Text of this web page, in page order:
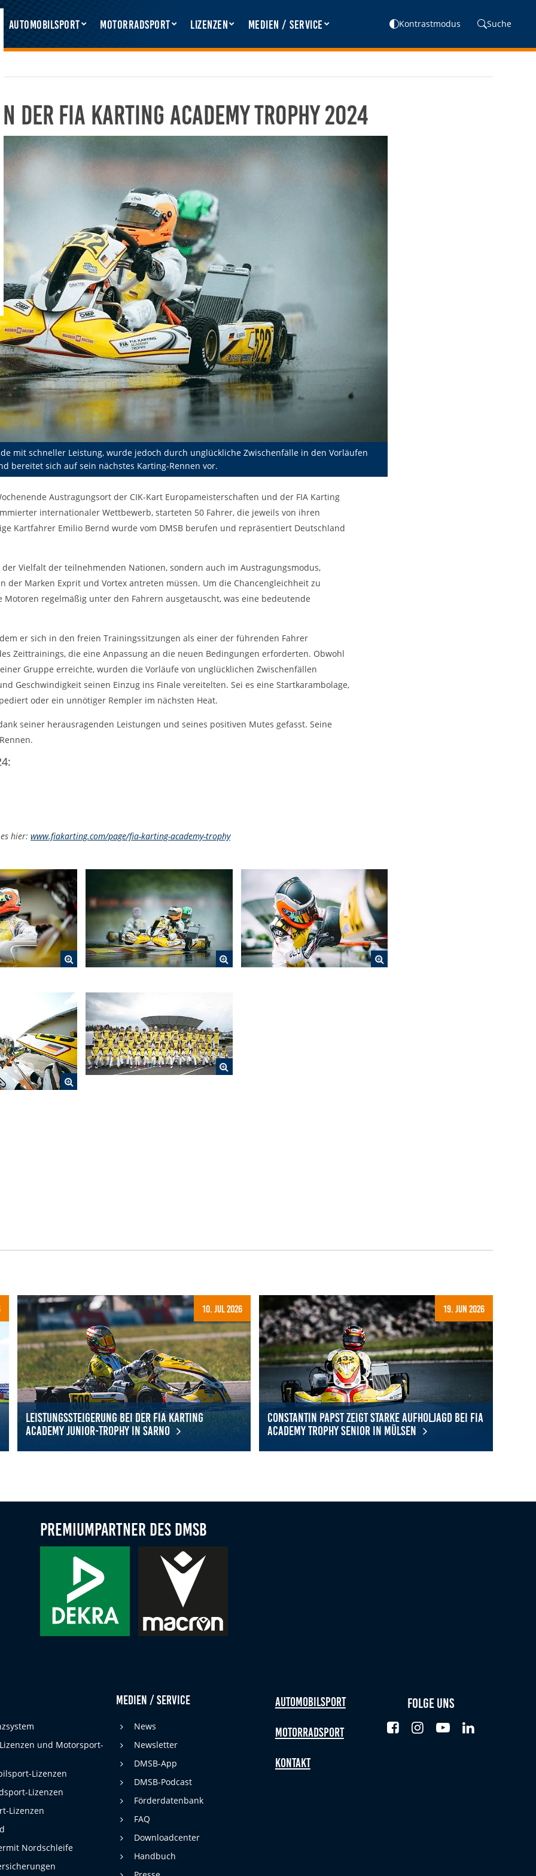
Automobilsport Motorradsport Lizenzen Medien / Service Kontrastmodus Suche
FIA Karting Academy Trophy 2024
mit schneller Leistung, wurde jedoch durch unglückliche Zwischenfälle in den Vorläufen
bereitet sich auf sein nächstes Karting-Rennen vor.
Austragungsort der CIK-Kart Europameisterschaften und der FIA Karting
internationaler Wettbewerb, starteten 50 Fahrer, die jeweils von ihren
Kartfahrer Emilio Bernd wurde vom DMSB berufen und repräsentiert Deutschland
Vielfalt der teilnehmenden Nationen, sondern auch im Austragungsmodus,
der Marken Exprit und Vortex antreten müssen. Um die Chancengleichheit zu
regelmäßig unter den Fahrern ausgetauscht, was eine bedeutende
er sich in den freien Trainingssitzungen als einer der führenden Fahrer
Zeittrainings, die eine Anpassung an die neuen Bedingungen erforderten. Obwohl
Gruppe erreichte, wurden die Vorläufe von unglücklichen Zwischenfällen
Geschwindigkeit seinen Einzug ins Finale vereitelten. Sei es eine Startkarambolage,
oder ein unnötiger Rempler im nächsten Heat.
seiner herausragenden Leistungen und seines positiven Mutes gefasst. Seine
hier: www.fiakarting.com/page/fia-karting-academy-trophy
10. Jul 2026
Leistungssteigerung bei der FIA Karting
Academy Junior-Trophy in Sarno
19. Jun 2026
Constantin Papst zeigt starke Aufholjagd bei FIA
Academy Trophy Senior in Mülsen
Premiumpartner des DMSB
und Motorsport-
Lizenzen
Lizenzen
Lizenzen
Nordschleife
Medien / Service
News
Newsletter
DMSB-App
DMSB-Podcast
Förderdatenbank
FAQ
Downloadcenter
Handbuch
Automobilsport
Motorradsport
Kontakt
Folge uns